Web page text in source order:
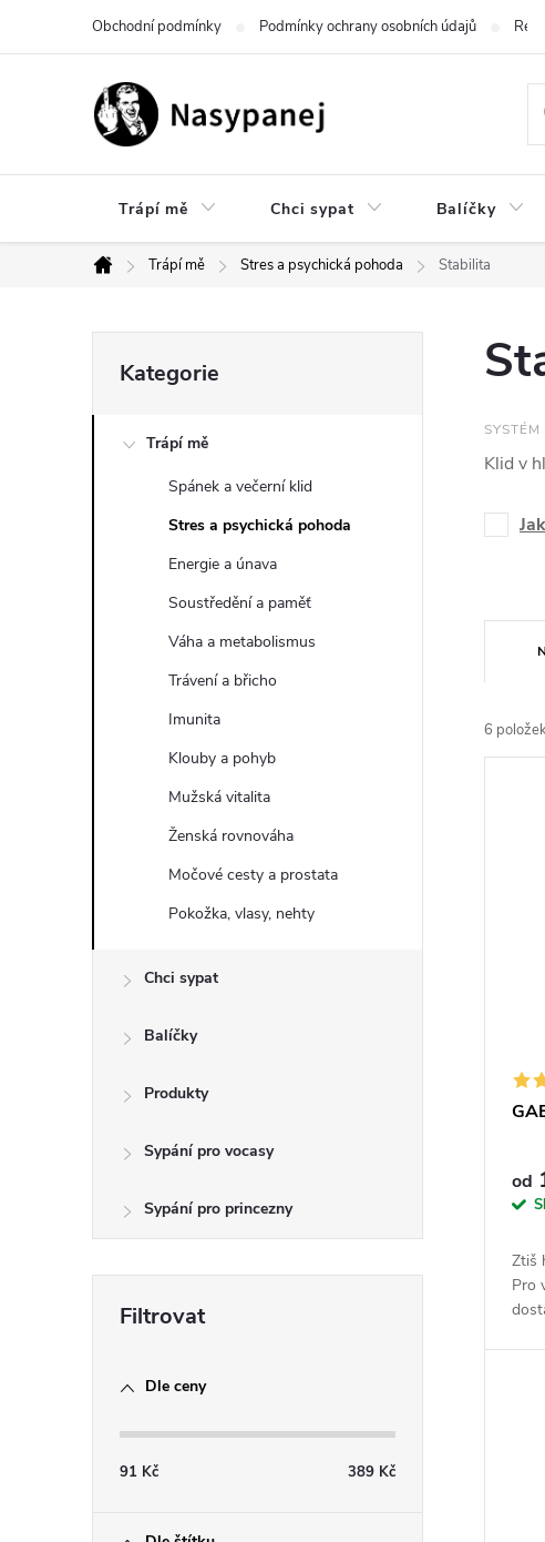
Obchodní podmínky Podmínky ochrany osobních údajů
Trápí mě Chci sypat Balíčky
Domů
Trápí mě Stres a psychická pohoda Stabilita
o
n
kategorie
Kategorie
Trápí mě
Spánek a večerní klid
Stres a psychická pohoda
Energie a únava
Soustředění a paměť
Váha a metabolismus
Trávení a břicho
Imunita
Klouby a pohyb
Mužská vitalita
Ženská rovnováha
Močové cesty a prostata
Pokožka, vlasy, nehty
Chci sypat
Balíčky
Produkty
Sypání pro vocasy
Sypání pro princezny
Dle ceny
91 Kč 389 Kč
Klid v
a
z
ů
6
k
od
Ztiš
Pro